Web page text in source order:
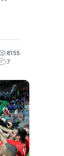
8155
7